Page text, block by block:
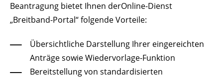
Beantragung bietet Ihnen derOnline-Dienst
„Breitband-Portal“ folgende Vorteile:
Übersichtliche Darstellung Ihrer eingereichten
Anträge sowie Wiedervorlage-Funktion
Bereitstellung von standardisierten